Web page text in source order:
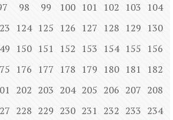
98 99 100 101 102 103 104
124 125 126 127 128 129 130
150 151 152 153 154 155 156
176 177 178 179 180 181
182
202 203 204 205 206 207 208
228 229 230 231 232 233 234